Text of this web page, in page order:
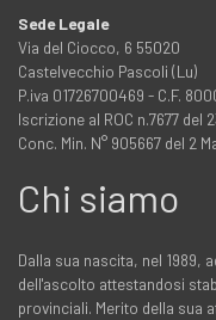
Sede Legale
Via del Ciocco, 6 55020
Castelvecchio Pascoli (Lu)
P.iva 01726700469 - C.F.
Iscrizione al ROC n.7677 del
Conc. Min. N° 905667 del 2
Chi siamo
Dalla sua nascita, nel 1989,
dell'ascolto attestandosi
provinciali. Merito della sua